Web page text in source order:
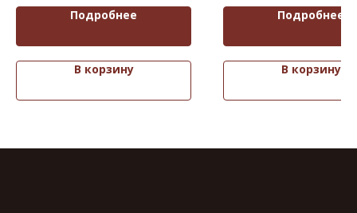
для помещений с высокой
Подробнее
В корзину
Подробнее
В корзину